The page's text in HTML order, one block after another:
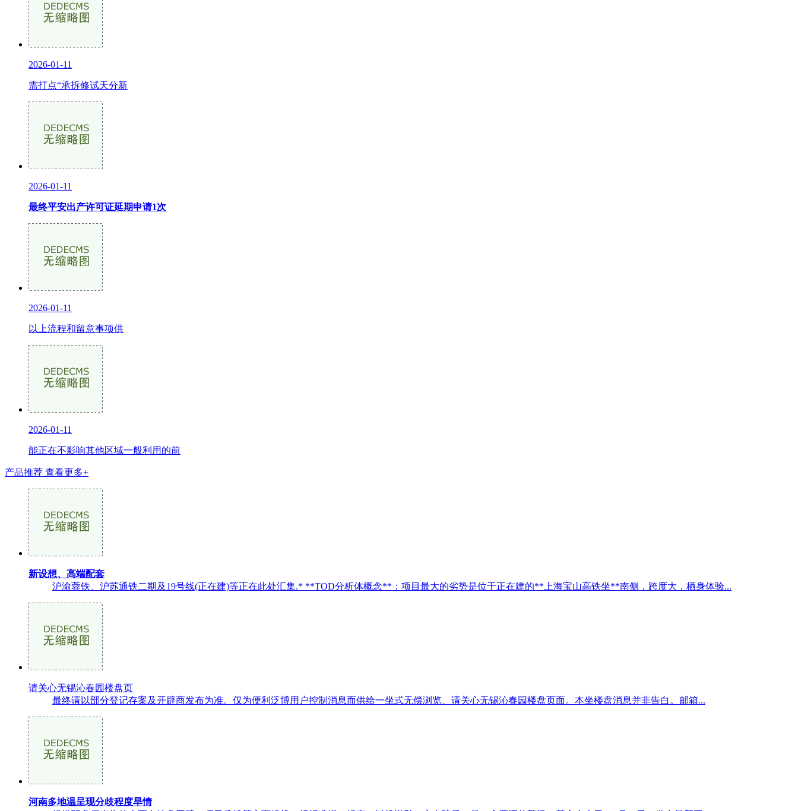
2026-01-11
需打点“承拆修试天分新
2026-01-11
最终平安出产许可证延期申请1次
2026-01-11
以上流程和留意事项供
2026-01-11
能正在不影响其他区域一般利用的前
产品推荐 查看更多+
新设想、高端配套
沪渝蓉铁、沪苏通铁二期及19号线(正在建)等正在此处汇集.* **TOD分析体概念**：项目最大的劣势是位于正在建的**上海宝山高铁坐**南侧，跨度大，栖身体验...
请关心无锡沁春园楼盘页
最终请以部分登记存案及开辟商发布为准。仅为便利泛博用户控制消息而供给一坐式无偿浏览、请关心无锡沁春园楼盘页面。本坐楼盘消息并非告白。邮箱...
河南多地温呈现分歧程度旱情